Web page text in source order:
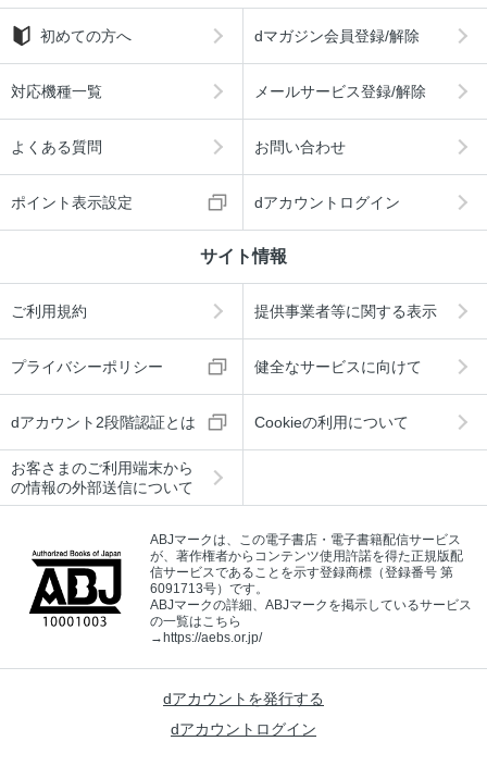
初めての方へ dマガジン会員登録/解除
対応機種一覧 メールサービス登録/解除
よくある質問 お問い合わせ
ポイント表示設定 dアカウントログイン
サイト情報
ご利用規約 提供事業者等に関する表示
プライバシーポリシー 健全なサービスに向けて
dアカウント2段階認証とは Cookieの利用について
お客さまのご利用端末から
の情報の外部送信について
ABJマークは、この電子書店・電子書籍配信サービス
が、著作権者からコンテンツ使用許諾を得た正規版配
信サービスであることを示す登録商標（登録番号 第
6091713号）です。
ABJマークの詳細、ABJマークを掲示しているサービス
の一覧はこちら
→https://aebs.or.jp/
dアカウントを発行する
dアカウントログイン